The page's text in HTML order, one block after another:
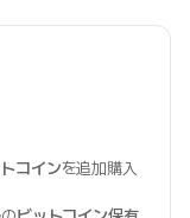
コインを追加購入